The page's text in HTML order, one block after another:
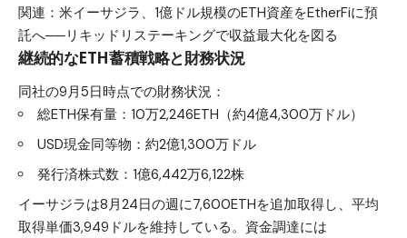
関連： 米イーサジラ、1億ドル規模のETH資産をEtherFiに預
託へ──リキッドリステーキングで収益最大化を図る
継続的なETH蓄積戦略と財務状況
同社の9月5日時点での財務状況：
総ETH保有量：10万2,246ETH（約4億4,300万ドル）
USD現金同等物：約2億1,300万ドル
発行済株式数：1億6,442万6,122株
イーサジラは8月24日の週に7,600ETHを追加取得し、平均
取得単価3,949ドルを維持している。資金調達には